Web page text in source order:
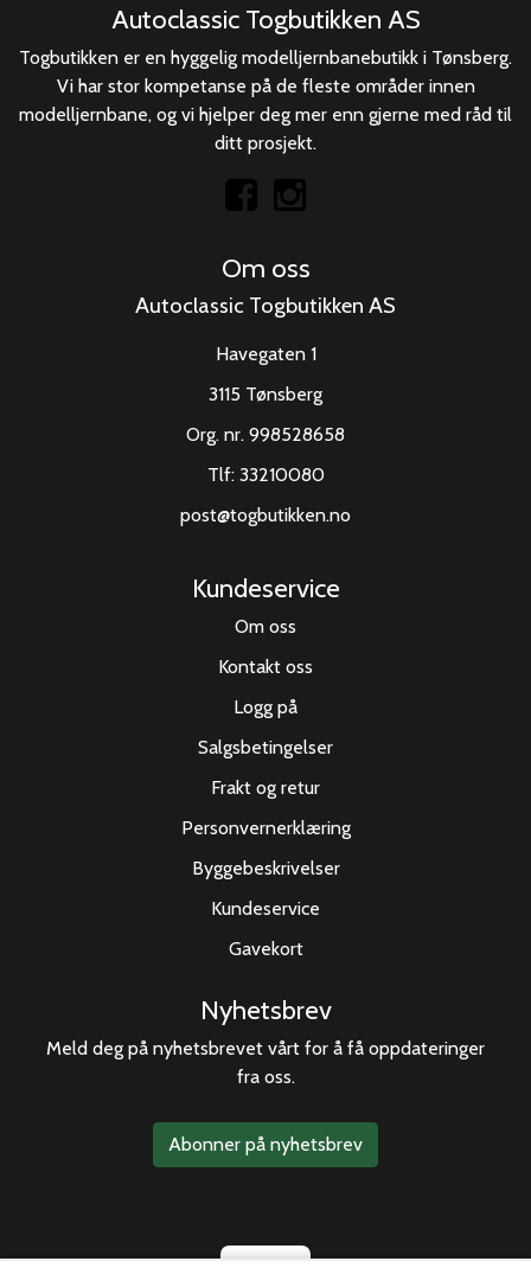
Autoclassic Togbutikken AS
Togbutikken er en hyggelig modelljernbanebutikk i Tønsberg.
Vi har stor kompetanse på de fleste områder innen
modelljernbane, og vi hjelper deg mer enn gjerne med råd til
ditt prosjekt.
Om oss
Autoclassic Togbutikken AS
Havegaten 1
3115 Tønsberg
Org. nr. 998528658
Tlf: 33210080
post@togbutikken.no
Kundeservice
Om oss
Kontakt oss
Logg på
Salgsbetingelser
Frakt og retur
Personvernerklæring
Byggebeskrivelser
Kundeservice
Gavekort
Nyhetsbrev
Meld deg på nyhetsbrevet vårt for å få oppdateringer
fra oss.
Abonner på nyhetsbrev